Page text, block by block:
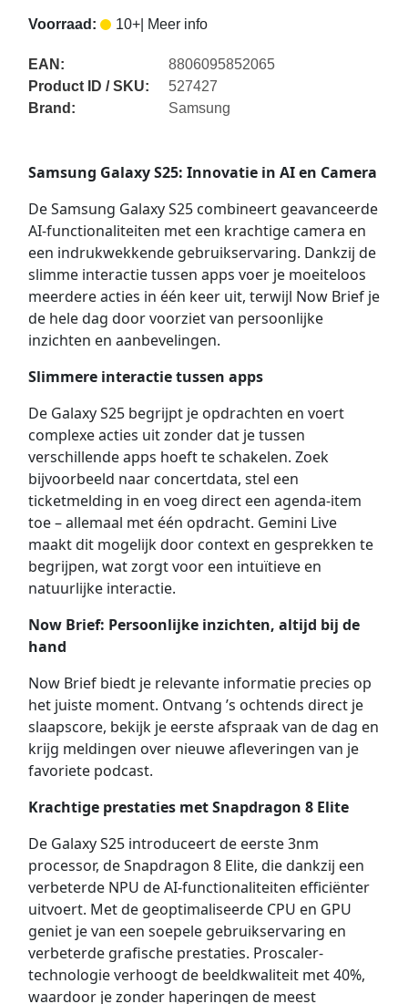
Voorraad: 10+| Meer info
EAN:
8806095852065
Product ID / SKU:
527427
Brand:
Samsung
Samsung Galaxy S25: Innovatie in AI en Camera
De Samsung Galaxy S25 combineert geavanceerde
AI-functionaliteiten met een krachtige camera en
een indrukwekkende gebruikservaring. Dankzij de
slimme interactie tussen apps voer je moeiteloos
meerdere acties in één keer uit, terwijl Now Brief je
de hele dag door voorziet van persoonlijke
inzichten en aanbevelingen.
Slimmere interactie tussen apps
De Galaxy S25 begrijpt je opdrachten en voert
complexe acties uit zonder dat je tussen
verschillende apps hoeft te schakelen. Zoek
bijvoorbeeld naar concertdata, stel een
ticketmelding in en voeg direct een agenda-item
toe – allemaal met één opdracht. Gemini Live
maakt dit mogelijk door context en gesprekken te
begrijpen, wat zorgt voor een intuïtieve en
natuurlijke interactie.
Now Brief: Persoonlijke inzichten, altijd bij de
hand
Now Brief biedt je relevante informatie precies op
het juiste moment. Ontvang ’s ochtends direct je
slaapscore, bekijk je eerste afspraak van de dag en
krijg meldingen over nieuwe afleveringen van je
favoriete podcast.
Krachtige prestaties met Snapdragon 8 Elite
De Galaxy S25 introduceert de eerste 3nm
processor, de Snapdragon 8 Elite, die dankzij een
verbeterde NPU de AI-functionaliteiten efficiënter
uitvoert. Met de geoptimaliseerde CPU en GPU
geniet je van een soepele gebruikservaring en
verbeterde grafische prestaties. Proscaler-
technologie verhoogt de beeldkwaliteit met 40%,
waardoor je zonder haperingen de meest